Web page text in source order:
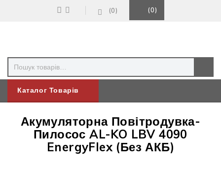
0 0
Каталог Товарів
Акумуляторна Повітродувка-
Пилосос AL-KO LBV 4090
EnergyFlex (без АКБ)